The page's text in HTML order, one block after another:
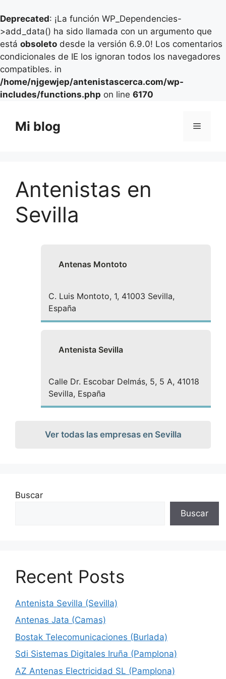
Deprecated: ¡La función WP_Dependencies-
>add_data() ha sido llamada con un argumento que
está obsoleto desde la versión 6.9.0! Los comentarios
condicionales de IE los ignoran todos los navegadores
compatibles. in
/home/njgewjep/antenistascerca.com/wp-
includes/functions.php on line 6170
contenido
Mi blog Menú
Antenistas en
Sevilla
Antenas Montoto
C. Luis Montoto, 1, 41003 Sevilla,
España
Antenista Sevilla
Calle Dr. Escobar Delmás, 5, 5 A, 41018
Sevilla, España
Ver todas las empresas en Sevilla
Buscar
Buscar
Recent Posts
Antenista Sevilla (Sevilla)
Antenas Jata (Camas)
Bostak Telecomunicaciones (Burlada)
Sdi Sistemas Digitales Iruña (Pamplona)
AZ Antenas Electricidad SL (Pamplona)